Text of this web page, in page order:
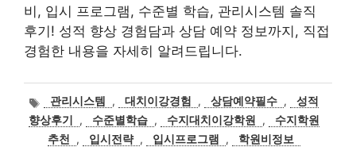
비, 입시 프로그램, 수준별 학습, 관리시스템 솔직
후기! 성적 향상 경험담과 상담 예약 정보까지, 직접
경험한 내용을 자세히 알려드립니다.
태
그
관리시스템 , 대치이강경험 , 상담예약필수 ,
성적
향상후기
, 수준별학습 , 수지대치이강학원 ,
수지학원
추천
, 입시전략 , 입시프로그램 , 학원비정보